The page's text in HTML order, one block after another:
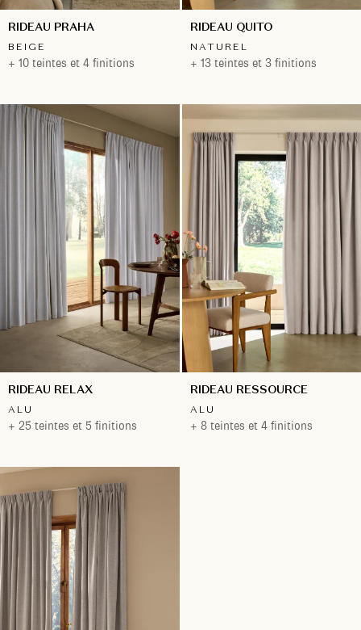
RIDEAU PRAHA
BEIGE
+ 10 teintes et 4 finitions
RIDEAU QUITO
NATUREL
+ 13 teintes et 3 finitions
RIDEAU RELAX
ALU
+ 25 teintes et 5 finitions
RIDEAU RESSOURCE
ALU
+ 8 teintes et 4 finitions